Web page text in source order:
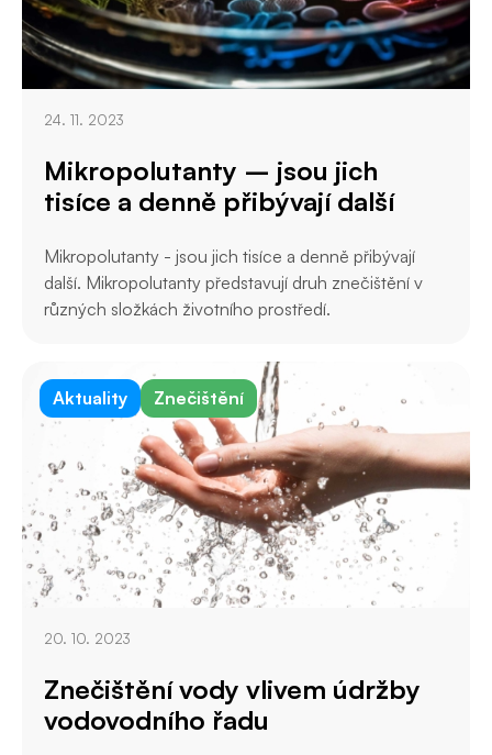
24. 11. 2023
Mikropolutanty – jsou jich
tisíce a denně přibývají další
Mikropolutanty - jsou jich tisíce a denně přibývají
další. Mikropolutanty představují druh znečištění v
různých složkách životního prostředí.
20. 10. 2023
Znečištění vody vlivem údržby
vodovodního řadu
Aktuality Znečištění